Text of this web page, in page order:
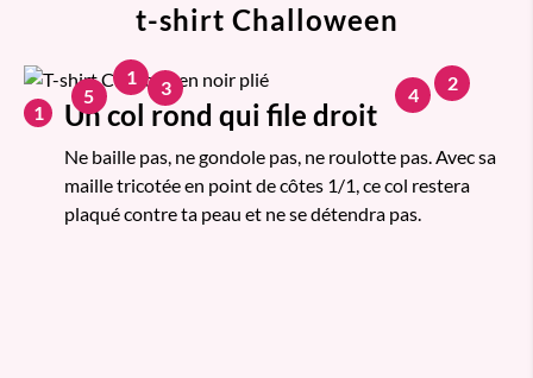
t-shirt Challoween
1 Un col rond qui file droit
Ne baille pas, ne gondole pas, ne roulotte pas. Avec sa
maille tricotée en point de côtes 1/1, ce col restera
plaqué contre ta peau et ne se détendra pas.
1 2
3 4
5